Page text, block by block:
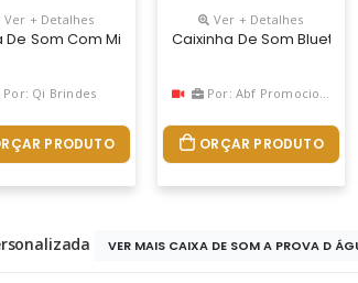
Ver + Detalhes
De Som Com Microfone. Bambu. Com
Por: Qi Brindes
PRODUTO
Ver + Detalhes
Caixinha De Som
Por: Abf Promocional
ORÇAR PRODUTO
VER MAIS CAIXA DE SOM A PROVA D